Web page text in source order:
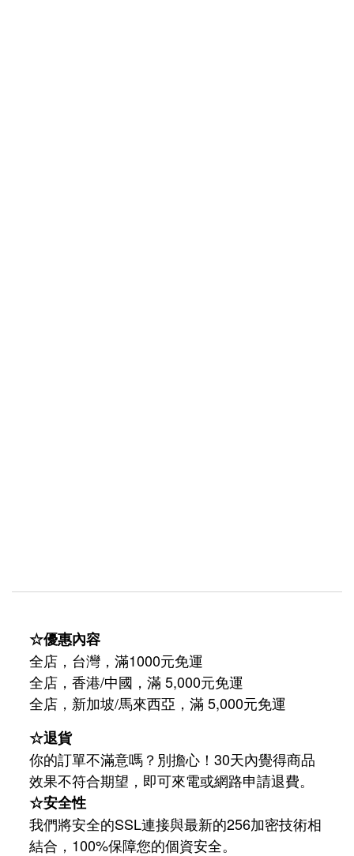
☆優惠內容
全店，台灣，滿1000元免運
全店，香港/中國，滿 5,000元免運
全店，新加坡/馬來西亞，滿 5,000元免運
☆退貨
你的訂單不滿意嗎？別擔心！30天內覺得商品
效果不符合期望，即可來電或網路申請退費。
☆安全性
我們將安全的SSL連接與最新的256加密技術相
結合，100%保障您的個資安全。